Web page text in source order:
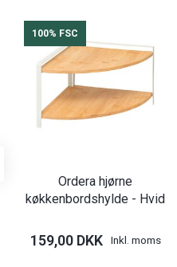
100% FSC
Ordera hjørne
køkkenbordshylde - Hvid
159,00 DKK Inkl. moms